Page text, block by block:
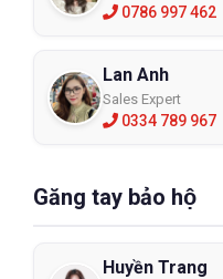
0786 997 462
Lan Anh
Sales Expert
0334 789 967
Găng tay bảo hộ
Huyền Trang